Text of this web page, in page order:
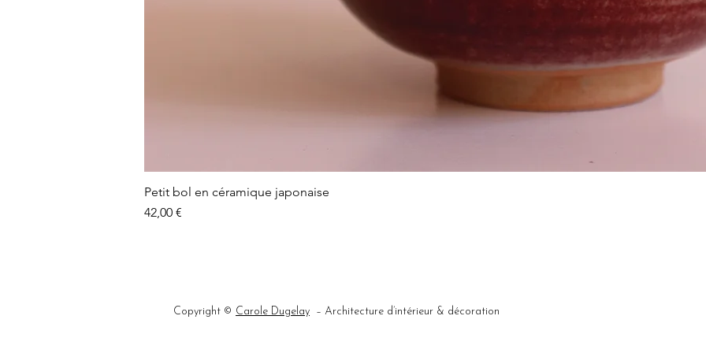
Petit bol en céramique japonaise
Prix
42,00 €
Copyright © Carole Dugelay – Architecture d’intérieur & décoration